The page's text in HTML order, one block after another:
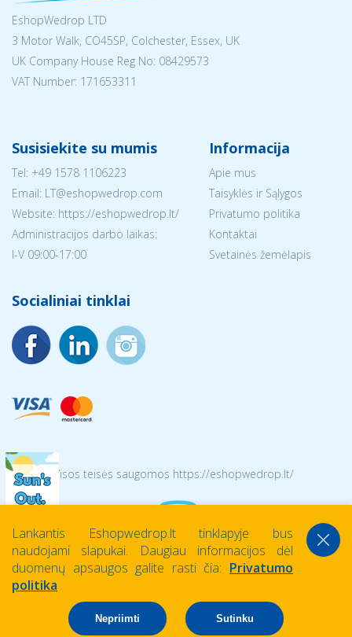
EshopWedrop LTD
3 Motor Walk, CO45SP, Colchester, Essex, UK
UK Company House Reg No: 08429573
VAT Number: 171653311
Susisiekite su mumis
Tel: +49 1578 1106223
Email: LT@eshopwedrop.com
Website: https://eshopwedrop.lt/
Administracijos darbo laikas:
I-V 09:00-17:00
Informacija
Apie mus
Taisyklės ir Sąlygos
Privatumo politika
Kontaktai
Svetainės žemėlapis
Socialiniai tinklai
© 2026 Visos teisės saugomos https://eshopwedrop.lt/
Lankantis Eshopwedrop.lt tinklapyje bus
naudojami slapukai. Daugiau informacijos dėl
duomenų apsaugos galite rasti čia: Privatumo
politika
Nepriimti Sutinku